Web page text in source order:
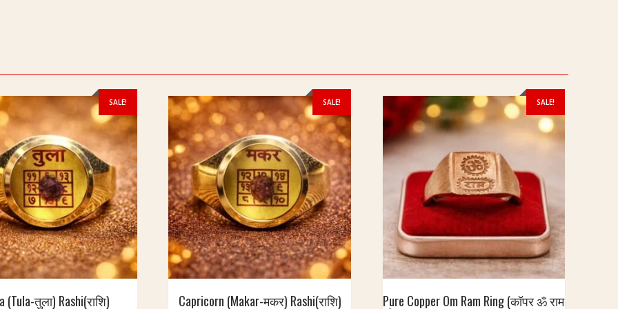
SALE!
(Tula-तुला) Rashi(राशि)
SALE!
Capricorn (Makar-मकर) Rashi(राशि)
SALE!
Pure Copper Om Ram Ring (कॉपर ॐ राम